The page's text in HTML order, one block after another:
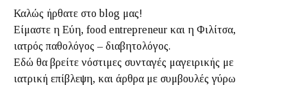
Καλώς ήρθατε στο blog μας!
Είμαστε η Εύη, food entrepreneur και η Φιλίτσα,
ιατρός παθολόγος – διαβητολόγος.
Εδώ θα βρείτε νόστιμες συνταγές μαγειρικής με
ιατρική επίβλεψη, και άρθρα με συμβουλές γύρω